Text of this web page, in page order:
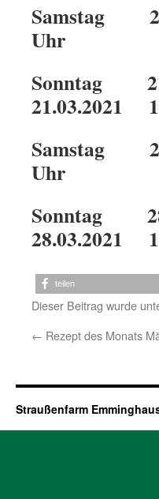
Samstag
Sonntag
21.03.2021
Samstag
Sonntag
28.03.2021
teilen
Dieser Beitrag wurde
← Rezept des Monats
Straußenfarm